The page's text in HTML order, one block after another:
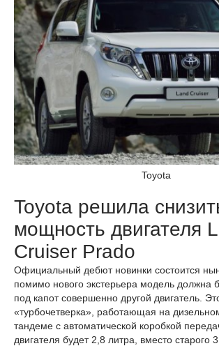
Toyota
Toyota решила
мощность двигателя
Cruiser Prado
Официальный дебют новинки состоится
помимо нового экстерьера модель должна
под капот совершенно другой двигатель.
«турбочетверка», работающая на
тандеме с автоматической коробкой
двигателя будет 2,8 литра, вместо старого